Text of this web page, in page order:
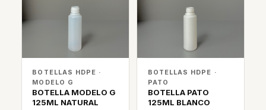
BOTELLAS HDPE ·
MODELO G
BOTELLA MODELO G
125ML NATURAL
BOTELLAS HDPE ·
PATO
BOTELLA PATO
125ML BLANCO